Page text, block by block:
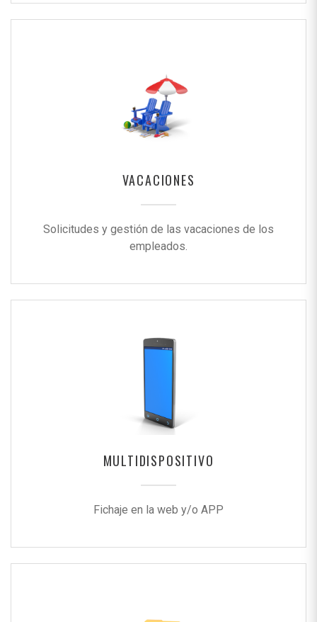
VACACIONES
Solicitudes y gestión de las vacaciones de los
empleados.
MULTIDISPOSITIVO
Fichaje en la web y/o APP